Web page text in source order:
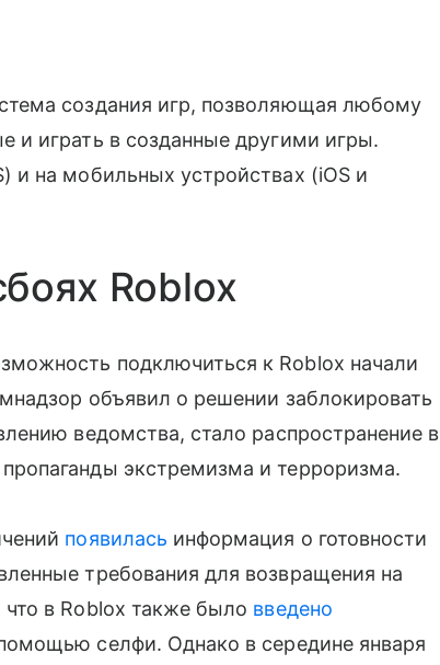
создания игр, позволяющая любому
и играть в созданные другими игры.
и на мобильных устройствах (iOS и
Roblox
подключиться к Roblox начали
объявил о решении заблокировать
ведомства, стало распространение в
экстремизма и терроризма.
появилась информация о готовности
требования для возвращения на
в Roblox также было введено
селфи. Однако в середине января